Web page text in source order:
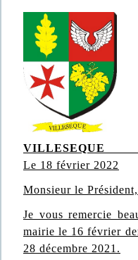
Le 18 février 2022
Monsieur le Président,
Je vous remercie
mairie le 16 février
28 décembre 2021.